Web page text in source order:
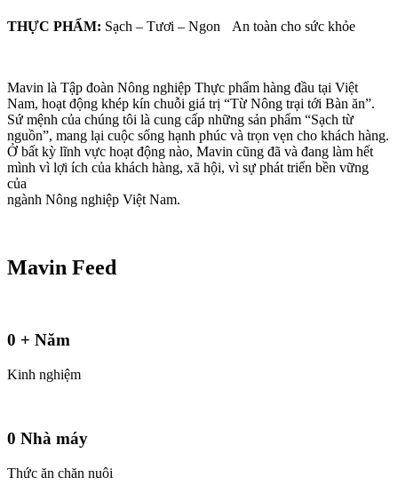
THỰC PHẨM: Sạch – Tươi – Ngon An toàn cho sức khỏe
Mavin là Tập đoàn Nông nghiệp Thực phẩm hàng đầu tại Việt
Nam, hoạt động khép kín chuỗi giá trị “Từ Nông trại tới Bàn ăn”.
Sứ mệnh của chúng tôi là cung cấp những sản phẩm “Sạch từ
nguồn”, mang lại cuộc sống hạnh phúc và trọn vẹn cho khách hàng.
Ở bất kỳ lĩnh vực hoạt động nào, Mavin cũng đã và đang làm hết
mình vì lợi ích của khách hàng, xã hội, vì sự phát triển bền vững
của
ngành Nông nghiệp Việt Nam.
Mavin Feed
0 + Năm
Kinh nghiệm
0 Nhà máy
Thức ăn chăn nuôi